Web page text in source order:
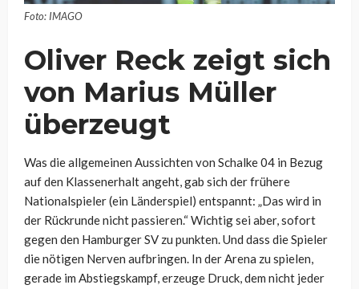
Foto: IMAGO
Oliver Reck zeigt sich
von Marius Müller
überzeugt
Was die allgemeinen Aussichten von Schalke 04 in Bezug
auf den Klassenerhalt angeht, gab sich der frühere
Nationalspieler (ein Länderspiel) entspannt: „Das wird in
der Rückrunde nicht passieren.“ Wichtig sei aber, sofort
gegen den Hamburger SV zu punkten. Und dass die Spieler
die nötigen Nerven aufbringen. In der Arena zu spielen,
gerade im Abstiegskampf, erzeuge Druck, dem nicht jeder